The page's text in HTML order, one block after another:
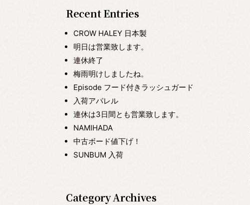
Recent Entries
CROW HALEY 日本製
明日は営業致します。
連休終了
梅雨明けしましたね。
Episode フード付きラッシュガード
入荷アパレル
連休は3日間とも営業致します。
NAMIHADA
中古ボード値下げ！
SUNBUM 入荷
Category Archives